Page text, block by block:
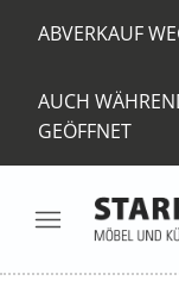
ABVERKAUF
AUCH
GEÖFFNET